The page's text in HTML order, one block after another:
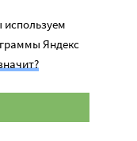
Нужно 354 300 руб.
Яндекс